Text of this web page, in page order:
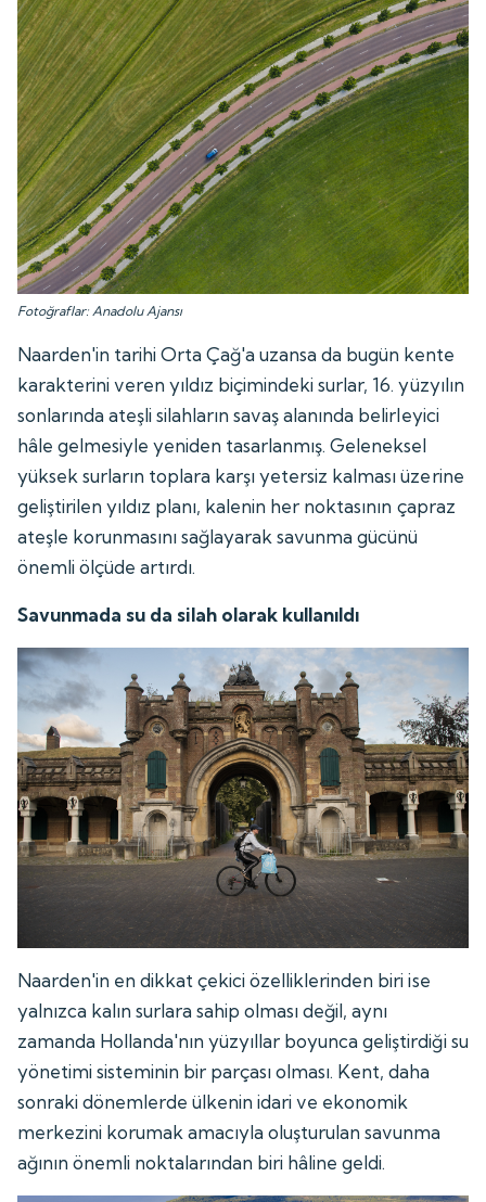
Fotoğraflar: Anadolu Ajansı
Naarden'in tarihi Orta Çağ'a uzansa da bugün kente
karakterini veren yıldız biçimindeki surlar, 16. yüzyılın
sonlarında ateşli silahların savaş alanında belirleyici
hâle gelmesiyle yeniden tasarlanmış. Geleneksel
yüksek surların toplara karşı yetersiz kalması üzerine
geliştirilen yıldız planı, kalenin her noktasının çapraz
ateşle korunmasını sağlayarak savunma gücünü
önemli ölçüde artırdı.
Savunmada su da silah olarak kullanıldı
Naarden'in en dikkat çekici özelliklerinden biri ise
yalnızca kalın surlara sahip olması değil, aynı
zamanda Hollanda'nın yüzyıllar boyunca geliştirdiği su
yönetimi sisteminin bir parçası olması. Kent, daha
sonraki dönemlerde ülkenin idari ve ekonomik
merkezini korumak amacıyla oluşturulan savunma
ağının önemli noktalarından biri hâline geldi.